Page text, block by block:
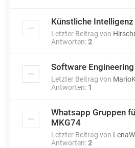
Künstliche
Letzter Beitrag von
Antworten:2
Software Engineering
Letzter Beitrag von MarioK
Antworten: 1
Whatsapp Gruppen
MKG74
Letzter Beitrag von
Antworten:2